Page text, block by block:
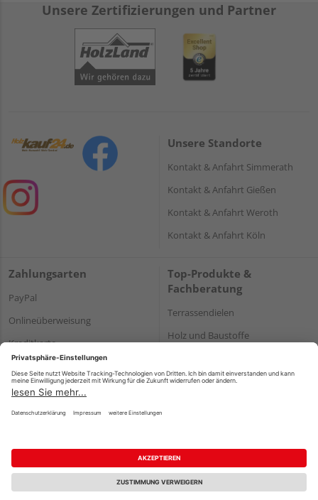
Unsere Zertifizierungen und Partner
Unsere Standorte
Kontakt & Anfahrt Simmerath
Kontakt & Anfahrt Gießen
Kontakt & Anfahrt Weroth
Kontakt & Anfahrt Köln
Zahlungsarten
PayPal
Onlineüberweisung
Kreditkarte
Rechnung*
*Bonität vorausgesetzt
Top-Produkte &
Fachberatung
Terrassendielen
Holz und Baustoffe
Impressum Datenschutz AGB
Barrierefreiheitserklärung
Vertrag widerrufen